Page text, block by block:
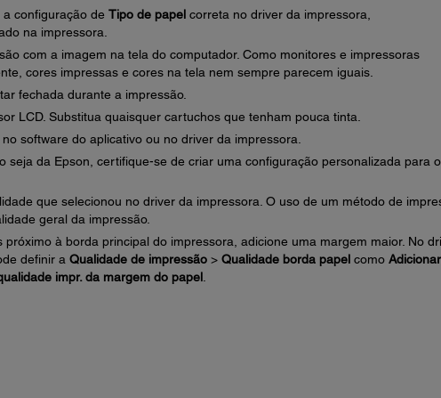
configuração de Tipo de papelcorreta no driver da impressora,
na impressora.
com a imagem na tela do computador. Como monitores e impressoras
cores impressas e cores na tela nem sempre parecem iguais.
fechada durante a impressão.
LCD. Substitua quaisquer cartuchos que tenham pouca tinta.
software do aplicativo ou no driver da impressora.
seja da Epson, certifique-se de criar uma configuração personalizada para o
que selecionou no driver da impressora. O uso de um método de
geral da impressão.
próximo à borda principal do impressora, adicione uma margem maior. No
definir a Qualidade de impressão> Qualidade borda papelcomo Adicionar
impr. da margem do papel.